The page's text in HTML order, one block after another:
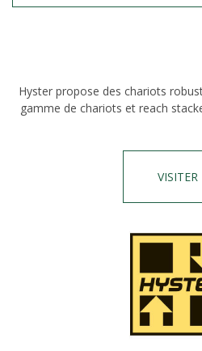
Hyster propose des chariots
gamme de chariots et reach